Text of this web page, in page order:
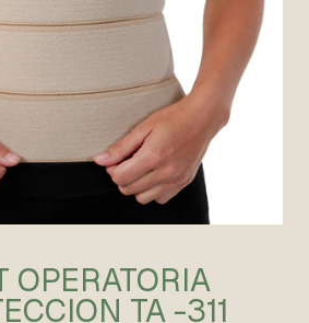
OPERATORIA
TA -311